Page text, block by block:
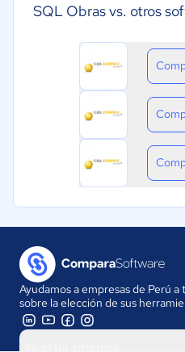
SQL Obras vs. otros
Ayudamos a empresas de Perú
sobre la elección de sus